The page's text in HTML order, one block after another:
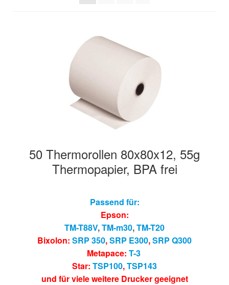
50 Thermorollen 80x80x12, 55g
Thermopapier, BPA frei
Passend für:
Epson:
TM-T88V,TM-m30,TM-T20
Bixolon: SRP 350,SRP E300,SRP Q300
Metapace: T-3
Star: TSP100,TSP143
und für viele weitere Drucker geeignet